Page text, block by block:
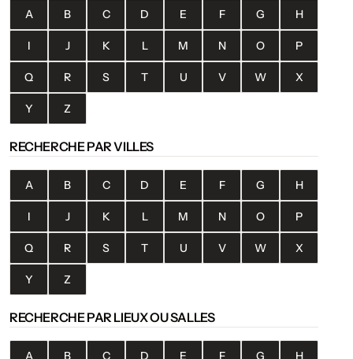
A B C D E F G H
I J K L M N O P
Q R S T U V W X
Y Z
RECHERCHE PAR VILLES
A B C D E F G H
I J K L M N O P
Q R S T U V W X
Y Z
RECHERCHE PAR LIEUX OU SALLES
A B C D E F G H